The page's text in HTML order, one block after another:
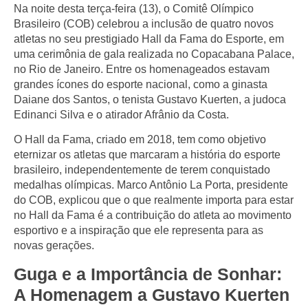
Na noite desta terça-feira (13), o Comitê Olímpico
Brasileiro (COB) celebrou a inclusão de quatro novos
atletas no seu prestigiado Hall da Fama do Esporte, em
uma cerimônia de gala realizada no Copacabana Palace,
no Rio de Janeiro. Entre os homenageados estavam
grandes ícones do esporte nacional, como a ginasta
Daiane dos Santos, o tenista Gustavo Kuerten, a judoca
Edinanci Silva e o atirador Afrânio da Costa.
O Hall da Fama, criado em 2018, tem como objetivo
eternizar os atletas que marcaram a história do esporte
brasileiro, independentemente de terem conquistado
medalhas olímpicas. Marco Antônio La Porta, presidente
do COB, explicou que o que realmente importa para estar
no Hall da Fama é a contribuição do atleta ao movimento
esportivo e a inspiração que ele representa para as
novas gerações.
Guga e a Importância de Sonhar:
A Homenagem a Gustavo Kuerten